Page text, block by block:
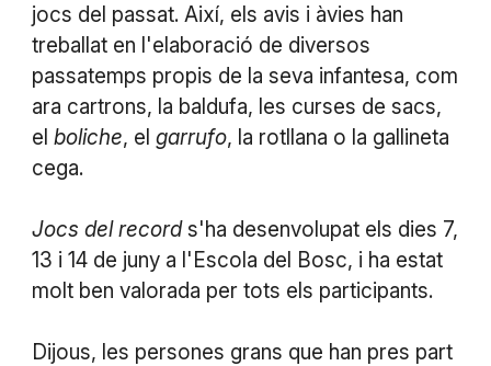
jocs del passat. Així, els avis i àvies han
treballat en l'elaboració de diversos
passatemps propis de la seva infantesa, com
ara cartrons, la baldufa, les curses de sacs,
el boliche, el garrufo, la rotllana o la gallineta
cega.
Jocs del records'ha desenvolupat els dies 7,
13 i 14 de juny a l'Escola del Bosc, i ha estat
molt ben valorada per tots els participants.
Dijous, les persones grans que han pres part